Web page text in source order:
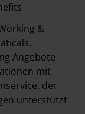
&
Angebote
mit
der
unterstützt